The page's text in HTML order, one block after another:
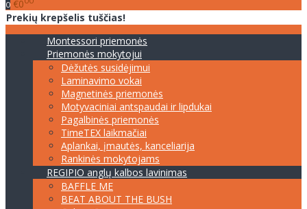
0 €0
Prekių krepšelis tuščias!
Montessori priemonės
Priemonės mokytojui
Dėžutės susidėjimui
Laminavimo vokai
Magnetinės priemonės
Motyvaciniai antspaudai ir lipdukai
Pagalbinės priemonės
TimeTEX laikmačiai
Aplankai, įmautės, kanceliarija
Rankinės mokytojams
REGIPIO anglų kalbos lavinimas
BAFFLE ME
BEAT ABOUT THE BUSH